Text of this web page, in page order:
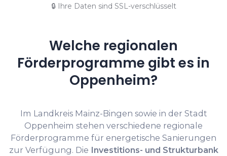
🔒 Ihre Daten sind SSL-verschlüsselt
Welche regionalen
Förderprogramme gibt es in
Oppenheim?
Im Landkreis Mainz-Bingen sowie in der Stadt
Oppenheim stehen verschiedene regionale
Förderprogramme für energetische Sanierungen
zur Verfügung. Die Investitions- und Strukturbank